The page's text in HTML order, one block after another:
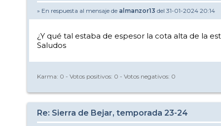
» En respuesta al mensaje de almanzor13 del 31-01-2024 20:14
¿Y qué tal estaba de espesor la cota alta de la
Saludos
Karma: 0 - Votos positivos: 0 - Votos negativos: 0
Re: Sierra de Bejar, temporada 23-24